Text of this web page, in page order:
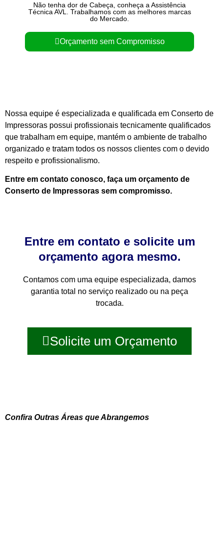
Não tenha dor de Cabeça, conheça a Assistência
Técnica AVL. Trabalhamos com as melhores marcas
do Mercado.
Orçamento sem Compromisso
Nossa equipe é especializada e qualificada em Conserto de
Impressoras possui profissionais tecnicamente qualificados
que trabalham em equipe, mantém o ambiente de trabalho
organizado e tratam todos os nossos clientes com o devido
respeito e profissionalismo.
Entre em contato conosco, faça um orçamento de
Conserto de Impressoras sem compromisso.
Entre em contato e solicite um
orçamento agora mesmo.
Contamos com uma equipe especializada, damos
garantia total no serviço realizado ou na peça
trocada.
Solicite um Orçamento
Confira Outras Áreas que Abrangemos